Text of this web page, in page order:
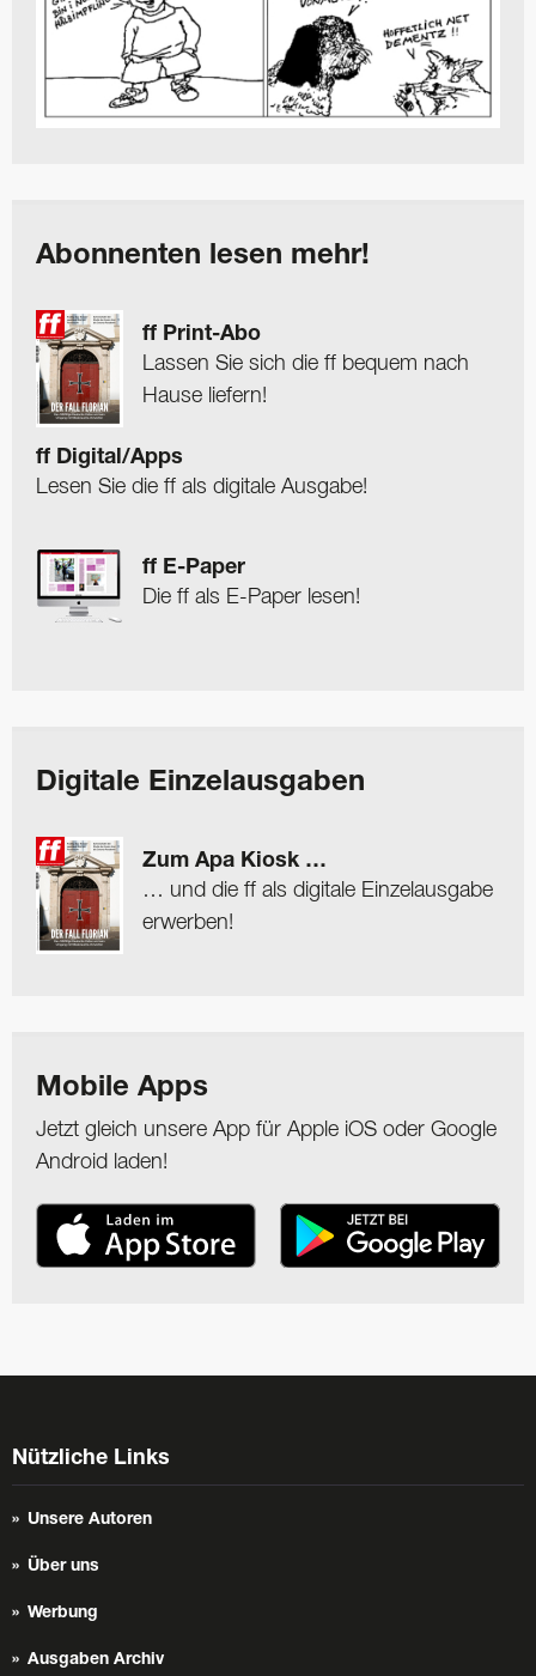
Abonnenten lesen mehr!
ff Print-Abo
Lassen Sie sich die ff bequem nach
Hause liefern!
ff Digital/Apps
Lesen Sie die ff als digitale Ausgabe!
ff E-Paper
Die ff als E-Paper lesen!
Digitale Einzelausgaben
Zum Apa Kiosk …
… und die ff als digitale Einzelausgabe
erwerben!
Mobile Apps
Jetzt gleich unsere App für Apple iOS oder Google
Android laden!
Nützliche Links
Unsere Autoren
Über uns
Werbung
Ausgaben Archiv